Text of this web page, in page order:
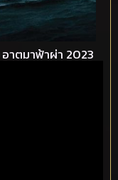
าตมาฟ้าผ่า 2023